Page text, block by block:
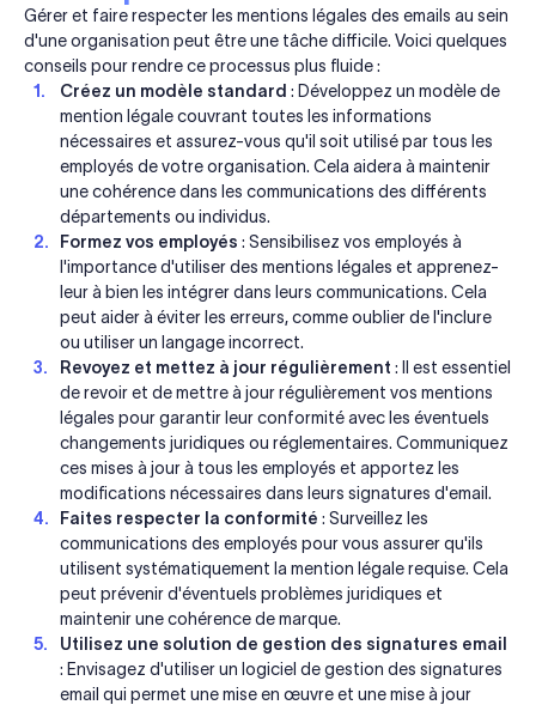
Gérer et faire respecter les mentions légales des emails au sein
d'une organisation peut être une tâche difficile. Voici quelques
conseils pour rendre ce processus plus fluide :
Créez un modèle standard : Développez un modèle de
mention légale couvrant toutes les informations
nécessaires et assurez-vous qu'il soit utilisé par tous les
employés de votre organisation. Cela aidera à maintenir
une cohérence dans les communications des différents
départements ou individus.
Formez vos employés : Sensibilisez vos employés à
l'importance d'utiliser des mentions légales et apprenez-
leur à bien les intégrer dans leurs communications. Cela
peut aider à éviter les erreurs, comme oublier de l'inclure
ou utiliser un langage incorrect.
Revoyez et mettez à jour régulièrement : Il est essentiel
de revoir et de mettre à jour régulièrement vos mentions
légales pour garantir leur conformité avec les éventuels
changements juridiques ou réglementaires. Communiquez
ces mises à jour à tous les employés et apportez les
modifications nécessaires dans leurs signatures d'email.
Faites respecter la conformité : Surveillez les
communications des employés pour vous assurer qu'ils
utilisent systématiquement la mention légale requise. Cela
peut prévenir d'éventuels problèmes juridiques et
maintenir une cohérence de marque.
Utilisez une solution de gestion des signatures email
: Envisagez d'utiliser un logiciel de gestion des signatures
email qui permet une mise en œuvre et une mise à jour